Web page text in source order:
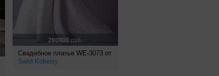
260000 руб.
Свадебное платье WE-3073 от
Saiid Kobeisy